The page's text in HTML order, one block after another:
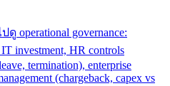
operational governance:
investment, HR controls
termination), enterprise
(chargeback, capex vs